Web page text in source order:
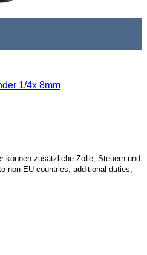
1/4x 8mm
können zusätzliche Zölle, Steuern und
non-EU countries, additional duties,